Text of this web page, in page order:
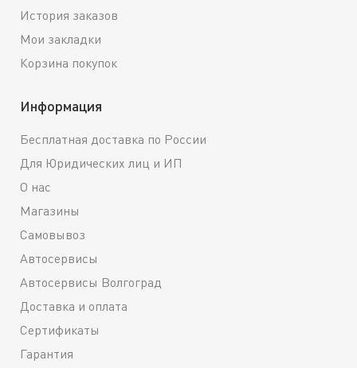
История заказов
Мои закладки
Корзина покупок
Информация
Бесплатная доставка по России
Для Юридических лиц и ИП
О нас
Магазины
Самовывоз
Автосервисы
Автосервисы Волгоград
Доставка и оплата
Сертификаты
Гарантия